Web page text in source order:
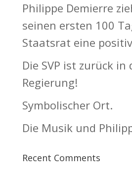
Philippe Demierre
seinen ersten 100
Staatsrat eine
Die SVP ist zurück in
Regierung!
Symbolischer Ort.
Die Musik und
Recent Comments